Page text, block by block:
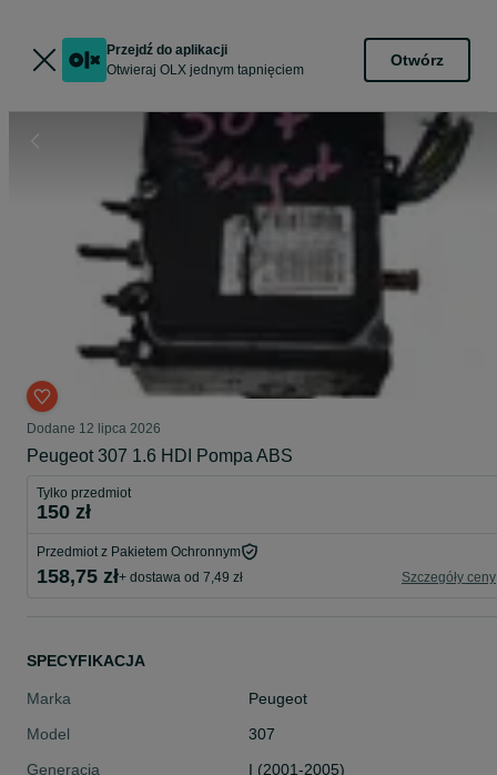
Przejdź do aplikacji
Otwieraj OLX jednym tapnięciem
Otwórz
Dodane 12 lipca 2026
Peugeot 307 1.6 HDI Pompa ABS
Tylko przedmiot
150 zł
Przedmiot z Pakietem Ochronnym
158,75 zł+ dostawa od 7,49 zł Szczegóły ceny
SPECYFIKACJA
Marka
Peugeot
Model
307
Generacja
I (2001-2005)